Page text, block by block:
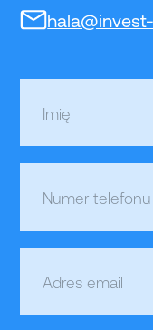
Imię
Numer telefonu
Adres email